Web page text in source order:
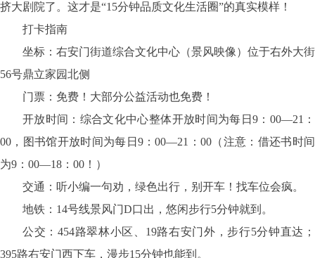
挤大剧院了。这才是“15分钟品质文化生活圈”的真实模样！
打卡指南
坐标：右安门街道综合文化中心（景风映像）位于右外大街
56号鼎立家园北侧
门票：免费！大部分公益活动也免费！
开放时间：综合文化中心整体开放时间为每日 9：00—21：
00，图书馆开放时间为每日9：00—21：00（注意：借还书时间
为9：00—18：00！）
交通：听小编一句劝，绿色出行，别开车！找车位会疯。
地铁： 14号线景风门D口出，悠闲步行5分钟就到。
公交： 454路翠林小区、19路右安门外，步行5分钟直达；
395路右安门西下车，漫步15分钟也能到。